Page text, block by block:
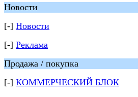
Новости
[-] Новости
[-] Реклама
Продажа / покупка
[-] КОММЕРЧЕСКИЙ БЛОК